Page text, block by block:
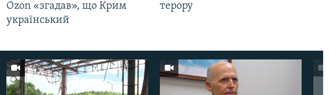
Ozon «згадав», що Крим
український
терору